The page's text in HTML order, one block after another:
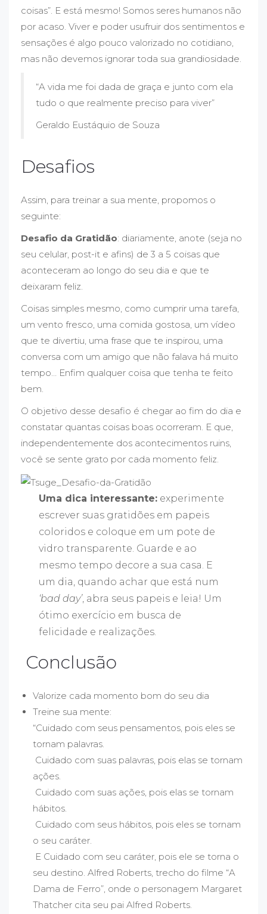
coisas”. E está mesmo! Somos seres humanos não
por acaso. Viver e poder usufruir dos sentimentos e
sensações é algo pouco valorizado no cotidiano,
mas não devemos ignorar toda sua grandiosidade.
“A vida me foi dada de graça e junto com ela
tudo o que realmente preciso para viver”
Geraldo Eustáquio de Souza
Desafios
Assim, para treinar a sua mente, propomos o
seguinte:
Desafio da Gratidão: diariamente, anote (seja no
seu celular, post-it e afins) de 3 a 5 coisas que
aconteceram ao longo do seu dia e que te
deixaram feliz.
Coisas simples mesmo, como cumprir uma tarefa,
um vento fresco, uma comida gostosa, um vídeo
que te divertiu, uma frase que te inspirou, uma
conversa com um amigo que não falava há muito
tempo… Enfim qualquer coisa que tenha te feito
bem.
O objetivo desse desafio é chegar ao fim do dia e
constatar quantas coisas boas ocorreram. E que,
independentemente dos acontecimentos ruins,
você se sente grato por cada momento feliz.
Uma dica interessante: experimente
escrever suas gratidões em papeis
coloridos e coloque em um pote de
vidro transparente. Guarde e ao
mesmo tempo decore a sua casa. E
um dia, quando achar que está num
‘bad day’, abra seus papeis e leia! Um
ótimo exercício em busca de
felicidade e realizações.
Conclusão
Valorize cada momento bom do seu dia
Treine sua mente:
“Cuidado com seus pensamentos, pois eles se
tornam palavras.
Cuidado com suas palavras, pois elas se tornam
ações.
Cuidado com suas ações, pois elas se tornam
hábitos.
Cuidado com seus hábitos, pois eles se tornam
o seu caráter.
E Cuidado com seu caráter, pois ele se torna o
seu destino. Alfred Roberts, trecho do filme “A
Dama de Ferro”, onde o personagem Margaret
Thatcher cita seu pai Alfred Roberts.